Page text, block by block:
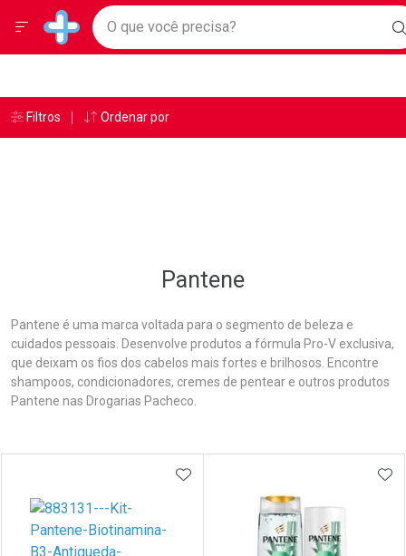
Drogarias Pacheco
Baixe nosso APP e aproveite Ofertas Exclusivas!
Ir direto para a home
pela página
Ir direto para o conteúdo
Ir direto para a busca
Ir direto para a ajuda
Ir direto para a notificações
Faça a sua busca
O que você precisa?
Menu
Breadcrumb
Drogarias Pacheco Pantene
Pantene
Pantene é uma marca voltada para o segmento de beleza e
cuidados pessoais. Desenvolve produtos a fórmula Pro-V exclusiva,
que deixam os fios dos cabelos mais fortes e brilhosos. Encontre
shampoos, condicionadores, cremes de pentear e outros produtos
Pantene nas Drogarias Pacheco.
ADICIONAR AOS FAVORITOS
Âncoras
Filtros Ordenar por